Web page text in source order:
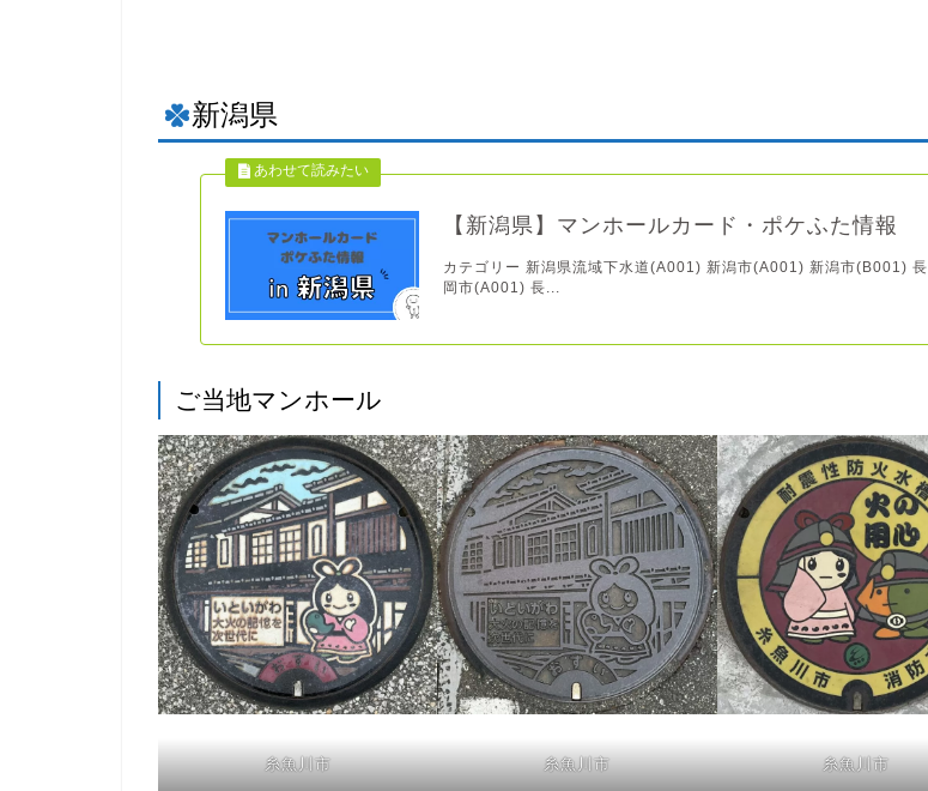
新潟県
【新潟県】マンホールカード・ポケふた情報
カテゴリー 新潟県流域下水道(A001) 新潟市(A001) 新潟市(B001) 長
岡市(A001) 長...
ご当地マンホール
糸魚川市 糸魚川市 糸魚川市